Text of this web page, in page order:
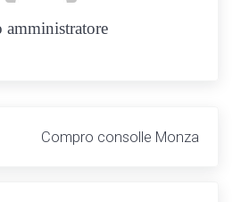
amministratore
Compro consolle Monza